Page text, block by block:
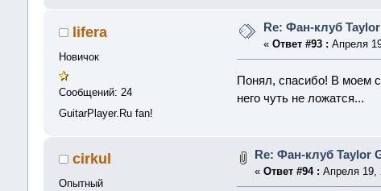
lifera
Новичок
Сообщений: 24
GuitarPlayer.Ru fan!
Re: Фан-клуб
«Ответ #93 : Апреля
Понял, спасибо! В моем
него чуть не ложатся...
cirkul
Опытный
Re: Фан-клуб Taylor
«Ответ #94 : Апреля 19,